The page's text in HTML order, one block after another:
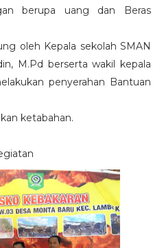
berupa uang dan Beras
oleh Kepala sekolah SMAN
M.Pd berserta wakil kepala
penyerahan Bantuan
ketabahan.